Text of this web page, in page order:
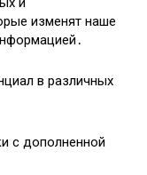
изменят наше
в различных
с дополненной